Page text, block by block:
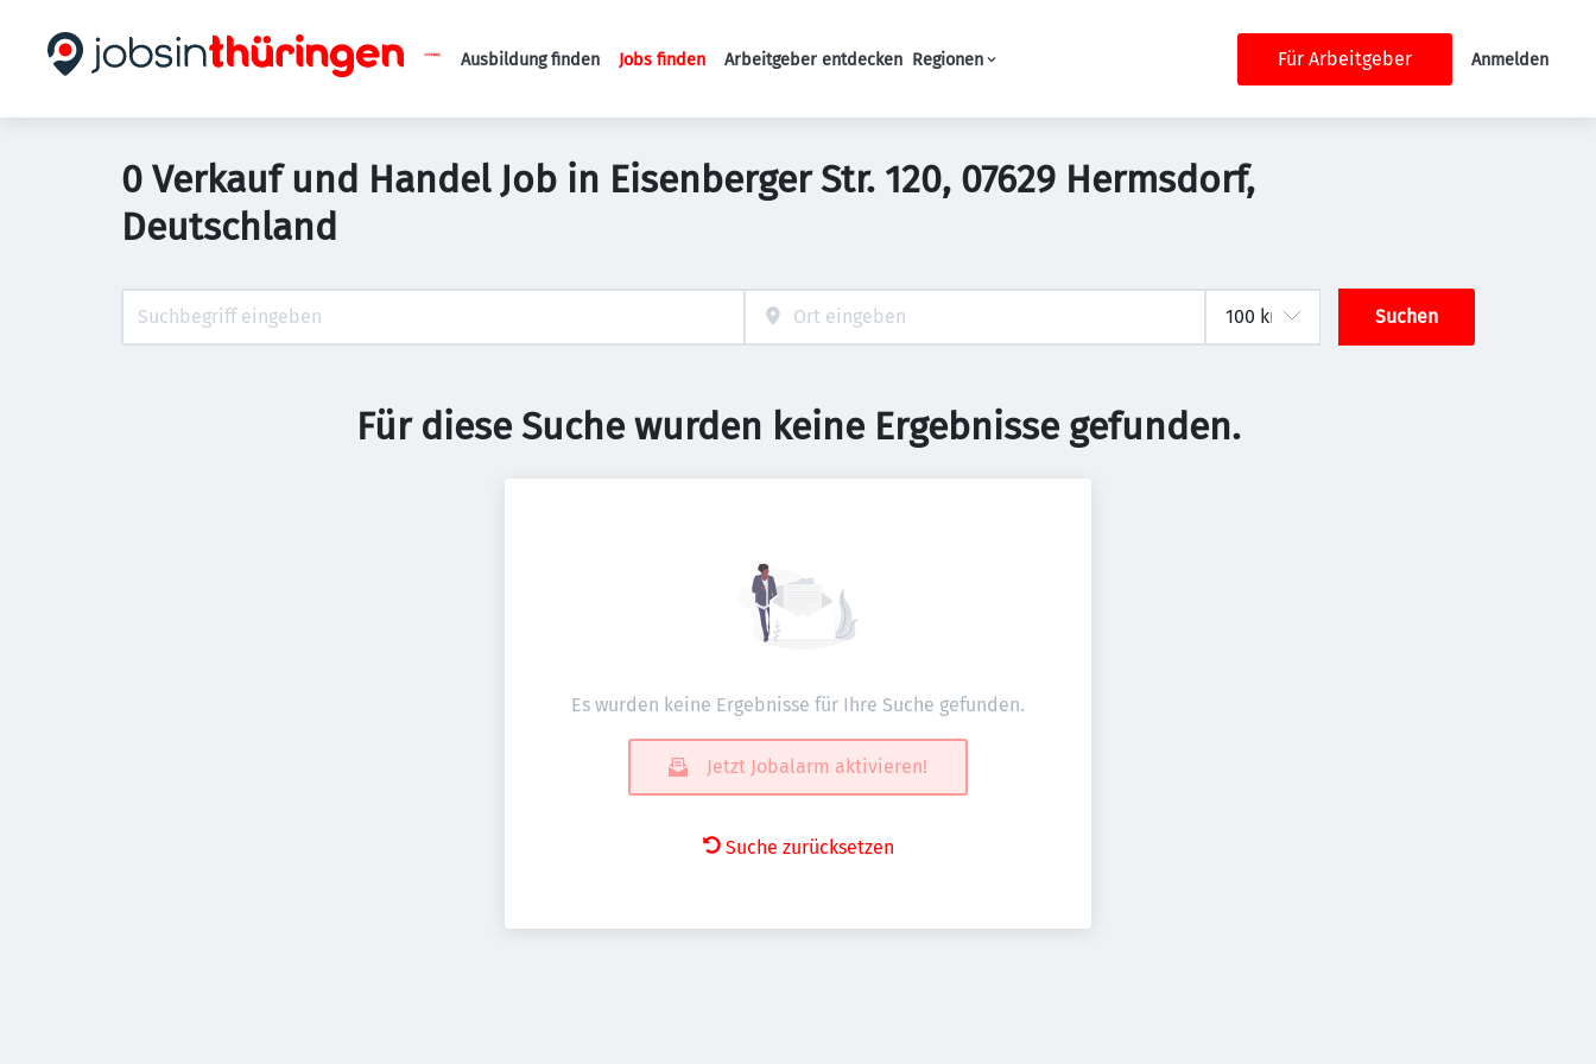
Haupt-Navigation
Ausbildung finden Jobs finden Arbeitgeber entdecken Regionen Für Arbeitgeber Anmelden
0 Verkauf und Handel Job in Eisenberger Str. 120, 07629 Hermsdorf,
Deutschland
Suchen
Für diese Suche wurden keine Ergebnisse gefunden.
Es wurden keine Ergebnisse für Ihre Suche gefunden.
Jetzt Jobalarm aktivieren!
Suche zurücksetzen